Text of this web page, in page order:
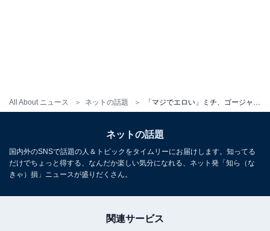
All About ニュース ネットの話題
ネットの話題
国内外のSNSで話題の人＆トピックをタイムリーにお届けします。知ってる
だけでちょっと得する、なんだか楽しい気分になれる、ネット発「知ら（な
きゃ）損」ニュースが盛りだくさん。
関連サービス